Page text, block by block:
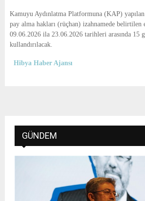
E
N
U
Kamuyu Aydınlatma Platformuna (KAP)
pay alma hakları (rüçhan) izahnamede belirtilen
09.06.2026 ila 23.06.2026 tarihleri arasında 15
kullandırılacak.
Hibya Haber Ajansı
GÜNDEM